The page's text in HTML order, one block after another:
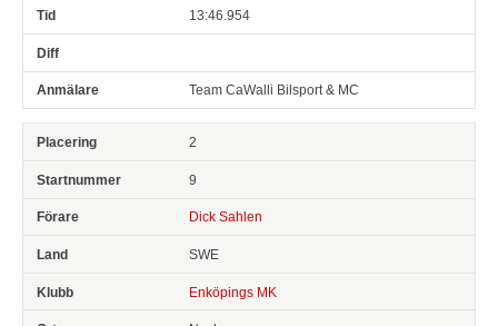
13:46.954
Team CaWalli Bilsport & MC
2
9
Dick Sahlen
SWE
Enköpings MK